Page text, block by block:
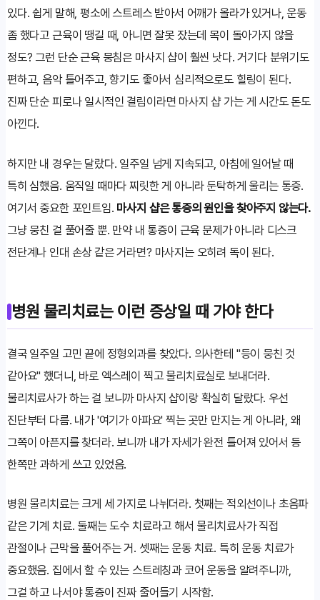
있다. 쉽게 말해, 평소에 스트레스 받아서 어깨가 올라가 있거나, 운동
좀 했다고 근육이 땡길 때, 아니면 잘못 잤는데 목이 돌아가지 않을
정도? 그런 단순 근육 뭉침은 마사지 샵이 훨씬 낫다. 거기다 분위기도
편하고, 음악 틀어주고, 향기도 좋아서 심리적으로도 힐링이 된다.
진짜 단순 피로나 일시적인 결림이라면 마사지 샵 가는 게 시간도 돈도
아낀다.
하지만 내 경우는 달랐다. 일주일 넘게 지속되고, 아침에 일어날 때
특히 심했음. 움직일 때마다 찌릿한 게 아니라 둔탁하게 울리는 통증.
여기서 중요한 포인트임. 마사지 샵은 통증의 원인을 찾아주지 않는다.
그냥 뭉친 걸 풀어줄 뿐. 만약 내 통증이 근육 문제가 아니라 디스크
전단계나 인대 손상 같은 거라면? 마사지는 오히려 독이 된다.
병원 물리치료는 이런 증상일 때 가야 한다
결국 일주일 고민 끝에 정형외과를 찾았다. 의사한테 "등이 뭉친 것
같아요" 했더니, 바로 엑스레이 찍고 물리치료실로 보내더라.
물리치료사가 하는 걸 보니까 마사지 샵이랑 확실히 달랐다. 우선
진단부터 다름. 내가 '여기가 아파요' 찍는 곳만 만지는 게 아니라, 왜
그쪽이 아픈지를 찾더라. 보니까 내가 자세가 완전 틀어져 있어서 등
한쪽만 과하게 쓰고 있었음.
병원 물리치료는 크게 세 가지로 나뉘더라. 첫째는 적외선이나 초음파
같은 기계 치료. 둘째는 도수 치료라고 해서 물리치료사가 직접
관절이나 근막을 풀어주는 거. 셋째는 운동 치료. 특히 운동 치료가
중요했음. 집에서 할 수 있는 스트레칭과 코어 운동을 알려주니까,
그걸 하고 나서야 통증이 진짜 줄어들기 시작함.